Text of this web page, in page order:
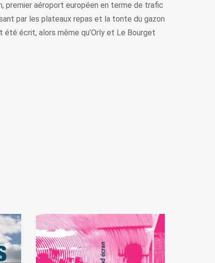
premier aéroport européen en terme de trafic
par les plateaux repas et la tonte du gazon
été écrit, alors même qu’Orly et Le Bourget